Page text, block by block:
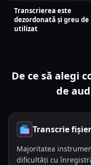
Transcrierea este
dezordonată și greu de
utilizat
De ce să alegi
de
Transcrie
Majoritatea
dificultăți cu